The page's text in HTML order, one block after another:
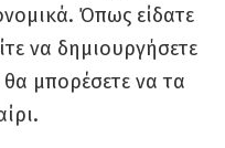
Όπως είδατε
να δημιουργήσετε
μπορέσετε να τα